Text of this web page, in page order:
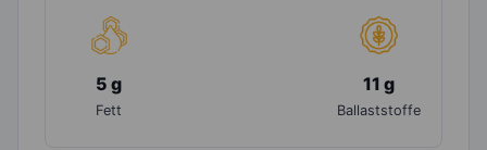
5 g
Fett
11 g
Ballaststoffe